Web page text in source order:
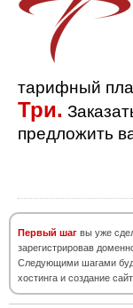
тарифный
Три.
предложить
Первый шаг вы уже
зарегистрировав
Следующими шагами
хостинга и создание